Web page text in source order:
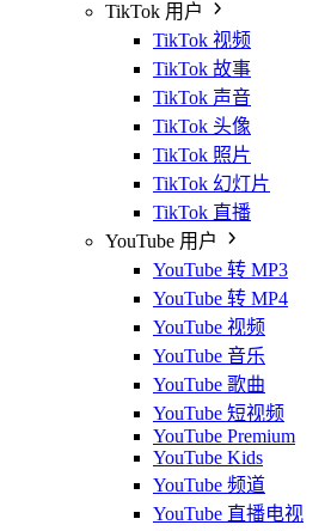
TikTok 用户
TikTok 视频
TikTok 故事
TikTok 声音
TikTok 头像
TikTok 照片
TikTok 幻灯片
TikTok 直播
YouTube 用户
YouTube 转 MP3
YouTube 转 MP4
YouTube 视频
YouTube 音乐
YouTube 歌曲
YouTube 短视频
YouTube Premium
YouTube Kids
YouTube 频道
YouTube 直播电视